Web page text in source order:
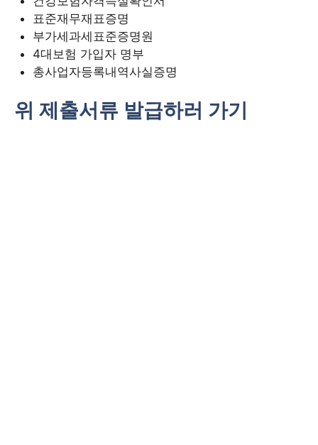
표준재무재표증명
부가세과세표준증명원
4대보험 가입자 명부
총사업자등록내역사실증명
위 제출서류 발급하러 가기